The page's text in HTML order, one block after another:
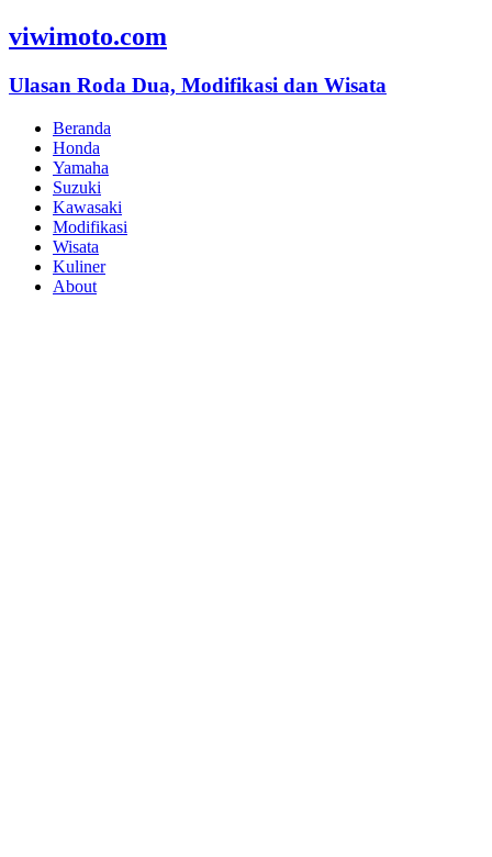
viwimoto.com
Ulasan Roda Dua, Modifikasi dan Wisata
Beranda
Honda
Yamaha
Suzuki
Kawasaki
Modifikasi
Wisata
Kuliner
About